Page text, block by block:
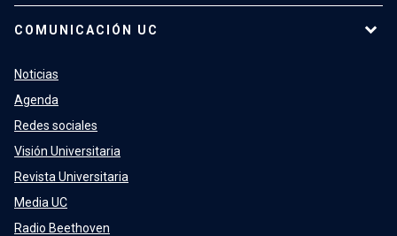
COMUNICACIÓN UC
Noticias
Agenda
Redes sociales
Visión Universitaria
Revista Universitaria
Media UC
Radio Beethoven